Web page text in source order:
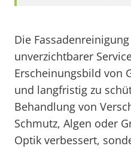
Die
unverzichtbarer
Erscheinungsbild von
und langfristig zu
Behandlung von
Schmutz, Algen oder
Optik verbessert,